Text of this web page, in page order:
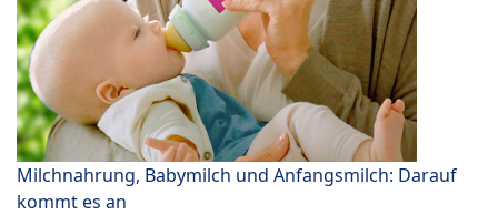
Milchnahrung, Babymilch und Anfangsmilch: Darauf
kommt es an